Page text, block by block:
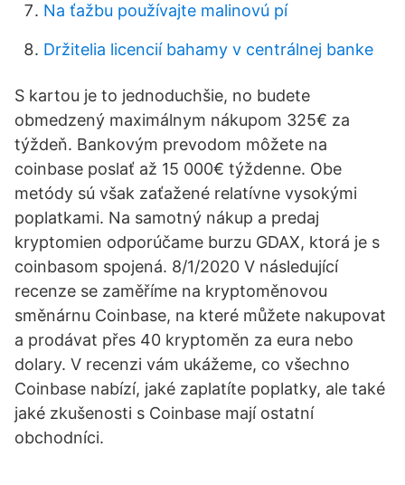
Na ťažbu používajte malinovú pí
Držitelia licencií bahamy v centrálnej banke
S kartou je to jednoduchšie, no budete
obmedzený maximálnym nákupom 325€ za
týždeň. Bankovým prevodom môžete na
coinbase poslať až 15 000€ týždenne. Obe
metódy sú však zaťažené relatívne vysokými
poplatkami. Na samotný nákup a predaj
kryptomien odporúčame burzu GDAX, ktorá je s
coinbasom spojená. 8/1/2020 V následující
recenze se zaměříme na kryptoměnovou
směnárnu Coinbase, na které můžete nakupovat
a prodávat přes 40 kryptoměn za eura nebo
dolary. V recenzi vám ukážeme, co všechno
Coinbase nabízí, jaké zaplatíte poplatky, ale také
jaké zkušenosti s Coinbase mají ostatní
obchodníci.